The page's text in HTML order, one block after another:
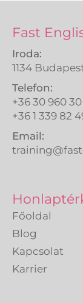
Fast
Iroda:
1134
Telefon:
+36 30 960 30
+36 1 339 82
Email:
Főoldal
Blog
Kapcsolat
Karrier